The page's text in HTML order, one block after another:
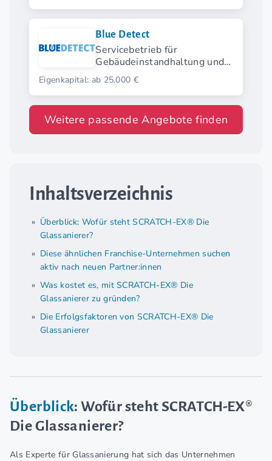
Blue Detect
Servicebetrieb für
Gebäudeinstandhaltung und
Schadensbeseitigung
Eigenkapital: ab 25.000 €
Weitere passende Angebote finden
Inhaltsverzeichnis
Überblick: Wofür steht SCRATCH-EX® Die
Glassanierer?
Diese ähnlichen Franchise-Unternehmen suchen
aktiv nach neuen Partner:innen
Was kostet es, mit SCRATCH-EX® Die
Glassanierer zu gründen?
Die Erfolgsfaktoren von SCRATCH-EX® Die
Glassanierer
Überblick: Wofür steht SCRATCH-EX®
Die Glassanierer?
Als Experte für Glassanierung hat sich das Unternehmen